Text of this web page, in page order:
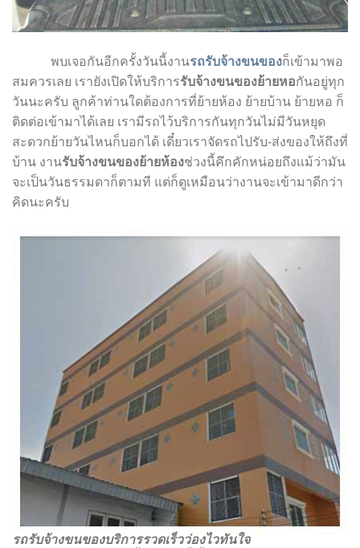
พบเจอกันอีกครั้งวันนี้งานรถรับจ้างขนของก็เข้ามาพอ
สมควรเลย เรายังเปิดให้บริการรับจ้างขนของย้ายหอกันอยู่ทุก
วันนะครับ ลูกค้าท่านใดต้องการที่ย้ายห้อง ย้ายบ้าน ย้ายหอ ก็
ติดต่อเข้ามาได้เลย เรามีรถไว้บริการกันทุกวันไม่มีวันหยุด
สะดวกย้ายวันไหนก็บอกได้ เดี๋ยวเราจัดรถไปรับ-ส่งของให้ถึงที่
บ้าน งานรับจ้างขนของย้ายห้องช่วงนี้คึกคักหน่อยถึงแม้ว่ามัน
จะเป็นวันธรรมดาก็ตามที แต่ก็ดูเหมือนว่างานจะเข้ามาดีกว่า
คิดนะครับ
รถรับจ้างขนของบริการรวดเร็วว่องไวทันใจ